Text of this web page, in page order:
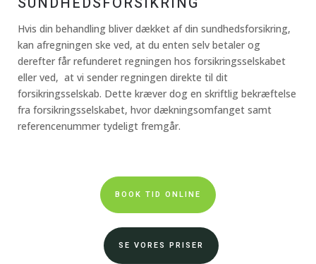
Hvis din behandling bliver dækket af din sundhedsforsikring,
kan afregningen ske ved, at du enten selv betaler og
derefter får refunderet regningen hos forsikringsselskabet
eller ved, at vi sender regningen direkte til dit
forsikringsselskab. Dette kræver dog en skriftlig bekræftelse
fra forsikringsselskabet, hvor dækningsomfanget samt
referencenummer tydeligt fremgår.
BOOK TID ONLINE
SE VORES PRISER